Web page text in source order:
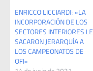
ENRICCO LICCIARDI: «LA
INCORPORACIÓN DE LOS
SECTORES INTERIORES LE
SACARON JERARQUÍA A
LOS CAMPEONATOS DE
OFI»